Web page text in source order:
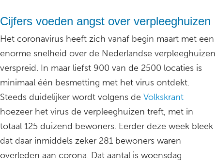
Cijfers voeden angst over verpleeghuizen
Het coronavirus heeft zich vanaf begin maart met een
enorme snelheid over de Nederlandse verpleeghuizen
verspreid. In maar liefst 900 van de 2500 locaties is
minimaal één besmetting met het virus ontdekt.
Steeds duidelijker wordt volgens de Volkskrant
hoezeer het virus de verpleeghuizen treft, met in
totaal 125 duizend bewoners. Eerder deze week bleek
dat daar inmiddels zeker 281 bewoners waren
overleden aan corona. Dat aantal is woensdag